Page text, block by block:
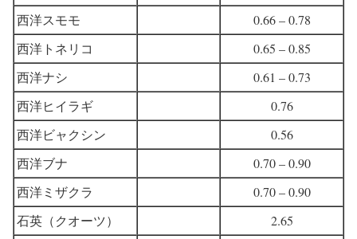
西洋スモモ
0.66 – 0.78
西洋トネリコ
0.65 – 0.85
西洋ナシ
0.61 – 0.73
西洋ヒイラギ
0.76
西洋ビャクシン
0.56
西洋ブナ
0.70 – 0.90
西洋ミザクラ
0.70 – 0.90
石英（クオーツ）
2.65